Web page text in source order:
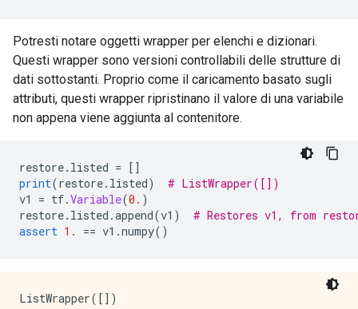
Potresti notare oggetti wrapper per elenchi e dizionari.
Questi wrapper sono versioni controllabili delle strutture di
dati sottostanti. Proprio come il caricamento basato sugli
attributi, questi wrapper ripristinano il valore di una variabile
non appena viene aggiunta al contenitore.
restore. listed = []
print(restore. listed)
# ListWrapper([])
v1 = tf.Variable(0. )
restore. listed .append(v1 )
# Restores v1, from
assert 1. == v1 .numpy()